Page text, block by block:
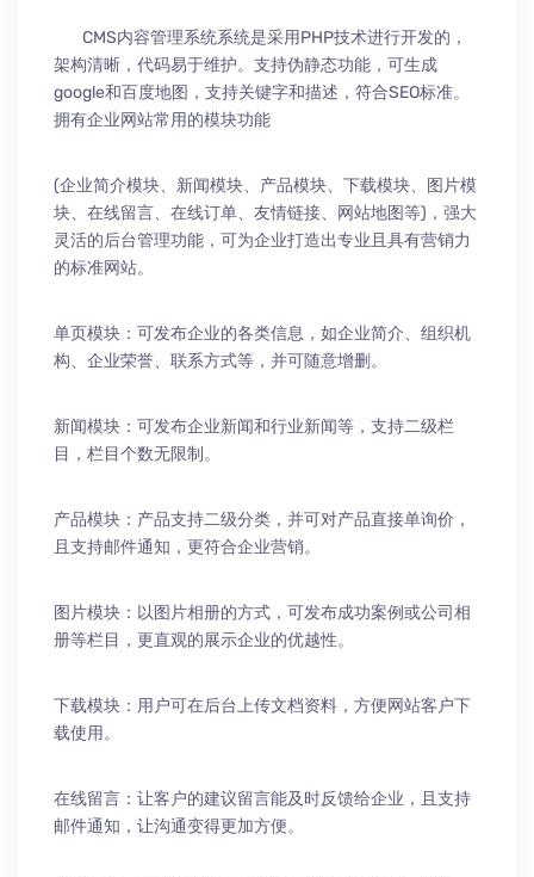
CMS内容管理系统系统是采用PHP技术进行开发的，
架构清晰，代码易于维护。支持伪静态功能，可生成
google和百度地图，支持关键字和描述，符合SEO标准。
拥有企业网站常用的模块功能
(企业简介模块、新闻模块、产品模块、下载模块、图片模
块、在线留言、在线订单、友情链接、网站地图等)，强大
灵活的后台管理功能，可为企业打造出专业且具有营销力
的标准网站。
单页模块：可发布企业的各类信息，如企业简介、组织机
构、企业荣誉、联系方式等，并可随意增删。
新闻模块：可发布企业新闻和行业新闻等，支持二级栏
目，栏目个数无限制。
产品模块：产品支持二级分类，并可对产品直接单询价，
且支持邮件通知，更符合企业营销。
图片模块：以图片相册的方式，可发布成功案例或公司相
册等栏目，更直观的展示企业的优越性。
下载模块：用户可在后台上传文档资料，方便网站客户下
载使用。
在线留言：让客户的建议留言能及时反馈给企业，且支持
邮件通知，让沟通变得更加方便。